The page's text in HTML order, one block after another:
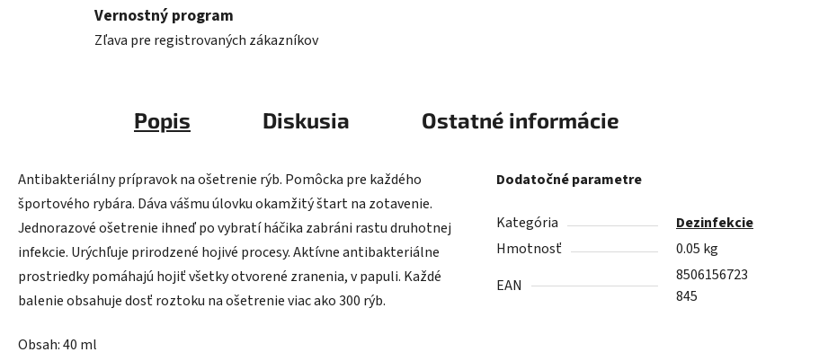
Vernostný program
Zľava pre registrovaných zákazníkov
Popis Diskusia Ostatné informácie
Antibakteriálny prípravok na ošetrenie rýb. Pomôcka pre každého
športového rybára. Dáva vášmu úlovku okamžitý štart na zotavenie.
Jednorazové ošetrenie ihneď po vybratí háčika zabráni rastu druhotnej
infekcie. Urýchľuje prirodzené hojivé procesy. Aktívne antibakteriálne
prostriedky pomáhajú hojiť všetky otvorené zranenia, v papuli. Každé
balenie obsahuje dosť roztoku na ošetrenie viac ako 300 rýb.
Obsah: 40 ml
Dodatočné parametre
Kategória
Dezinfekcie
Hmotnosť
0.05 kg
EAN
8506156723
845